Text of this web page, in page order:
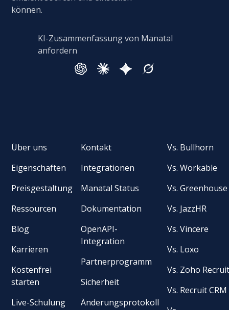
können.
KI-Zusammenfassung von Manatal
anfordern
Über uns
Eigenschaften
Preisgestaltung
Ressourcen
Blog
Karrieren
Kostenfrei
starten
Live-Schulung
Kontakt
Integrationen
Manatal Status
Dokumentation
OpenAPI-
Integration
Partnerprogramm
Sicherheit
Änderungsprotokoll
Vs. Bullhorn
Vs. Workable
Vs. Greenhouse
Vs. JazzHR
Vs. Vincere
Vs. Loxo
Vs. Zoho
Vs. Recruit CRM